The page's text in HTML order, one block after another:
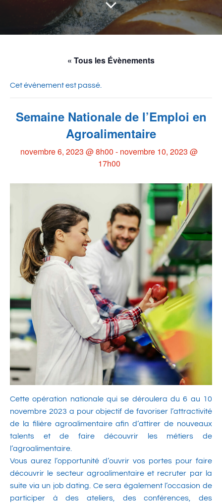
« Tous les Évènements
Cet évènement est passé.
Semaine Nationale de l’Emploi en
Agroalimentaire
novembre 6, 2023 @ 8h00 - novembre 10, 2023 @
17h00
Cette opération nationale qui se déroulera du 6 au 10
novembre 2023 a pour objectif de favoriser l’attractivité
de la filière agroalimentaire afin d’attirer de nouveaux
talents et de faire découvrir les métiers de
l’agroalimentaire.
Vous aurez l’opportunité d’ouvrir vos portes pour faire
découvrir le secteur agroalimentaire et recruter par la
suite via un job dating. Ce sera également l’occasion de
participer à des ateliers, des conférences, des